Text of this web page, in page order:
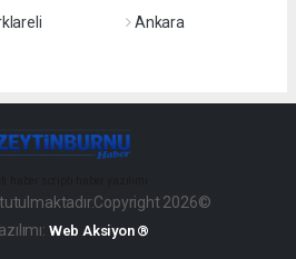
Ankara
tutulmaktadır.Copyright 2026©
Web Aksiyon ®